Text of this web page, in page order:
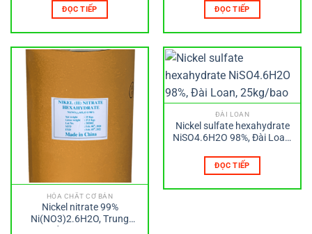
ĐỌC TIẾP ĐỌC TIẾP
HÓA CHẤT CƠ BẢN
Nickel nitrate 99%
Ni(NO3)2.6H2O, Trung
ĐÀI LOAN
Nickel sulfate hexahydrate
NiSO4.6H2O 98%, Đài Loan,
ĐỌC TIẾP